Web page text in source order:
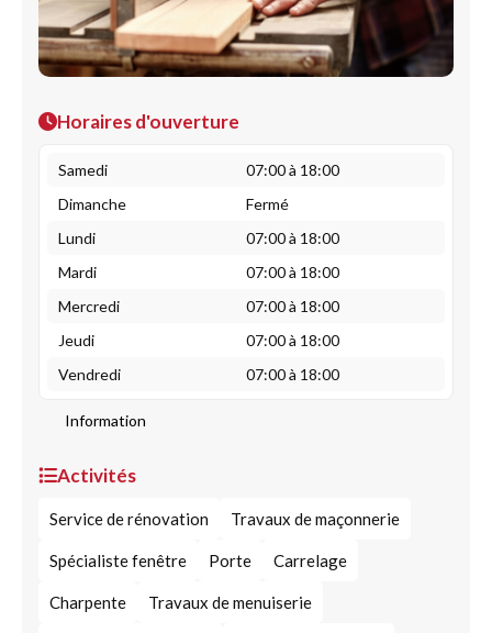
Horaires d'ouverture
Samedi
07:00 à 18:00
Dimanche
Fermé
Lundi
07:00 à 18:00
Mardi
07:00 à 18:00
Mercredi
07:00 à 18:00
Jeudi
07:00 à 18:00
Vendredi
07:00 à 18:00
Information
Activités
Service de rénovation Travaux de maçonnerie
Spécialiste fenêtre Porte Carrelage
Charpente Travaux de menuiserie